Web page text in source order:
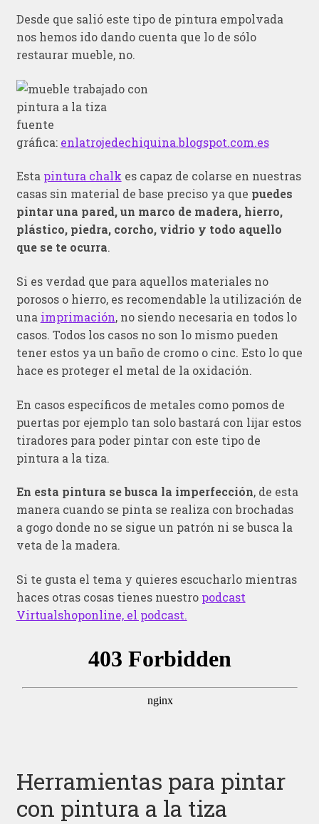
Desde que salió este tipo de pintura empolvada
nos hemos ido dando cuenta que lo de sólo
restaurar mueble, no.
fuente
gráfica: enlatrojedechiquina.blogspot.com.es
Esta pintura chalk es capaz de colarse en nuestras
casas sin material de base preciso ya que puedes
pintar una pared, un marco de madera, hierro,
plástico, piedra, corcho, vidrio y todo aquello
que se te ocurra.
Si es verdad que para aquellos materiales no
porosos o hierro, es recomendable la utilización de
una imprimación, no siendo necesaria en todos lo
casos. Todos los casos no son lo mismo pueden
tener estos ya un baño de cromo o cinc. Esto lo que
hace es proteger el metal de la oxidación.
En casos específicos de metales como pomos de
puertas por ejemplo tan solo bastará con lijar estos
tiradores para poder pintar con este tipo de
pintura a la tiza.
En esta pintura se busca la imperfección, de esta
manera cuando se pinta se realiza con brochadas
a gogo donde no se sigue un patrón ni se busca la
veta de la madera.
Si te gusta el tema y quieres escucharlo mientras
haces otras cosas tienes nuestro podcast
Virtualshoponline, el podcast.
Herramientas para pintar
con pintura a la tiza